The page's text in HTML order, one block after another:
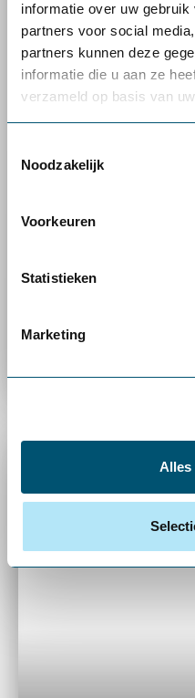
informatie over uw
partners voor social
partners kunnen deze
informatie die u aan ze
verzameld op basis van
Noodzakelijk
Voorkeuren
Statistieken
Marketing
Alles
Van verouderde